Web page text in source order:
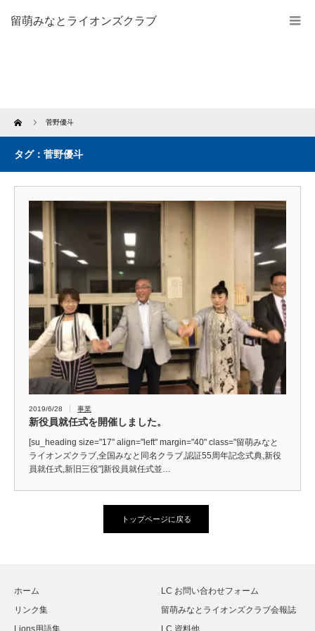
留萌みなとライオンズクラブ
Home 菅野優斗
タグ：菅野優斗
2019/6/28 事業
新役員就任式を開催しました。
[su_heading size="17" align="left" margin="40" class="留萌みなと
ライオンズクラブ,全国みなと同名クラブ,認証55周年記念式典,新役
員就任式,新旧三役"]新役員就任式並…
トップページに戻る
ホーム
LC お問い合わせフォーム
リンク集
留萌みなとライオンズクラブ会報誌
Lions用語集
LC 資料他